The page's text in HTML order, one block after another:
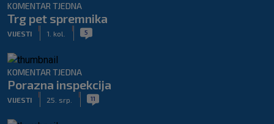
KOMENTAR TJEDNA
Trg pet spremnika
VIJESTI 1. kol. 5
KOMENTAR TJEDNA
Porazna inspekcija
VIJESTI 25. srp. 11